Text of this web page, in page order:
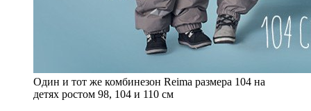
Один и тот же комбинезон Reima размера 104 на
детях ростом 98, 104 и 110 см